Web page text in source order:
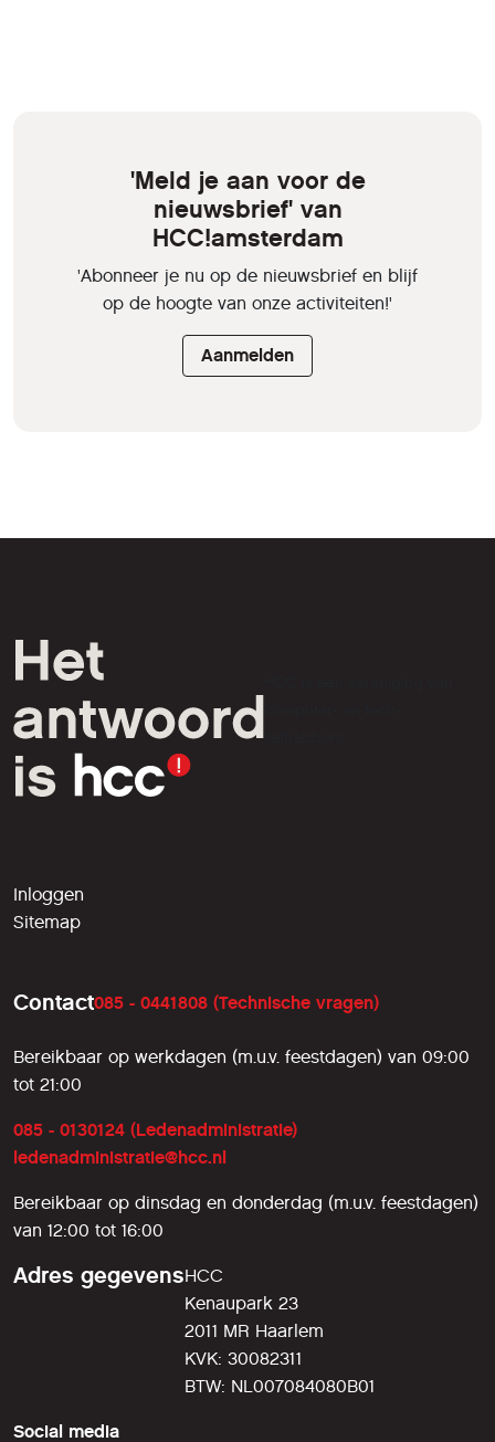
'Meld je aan voor de
nieuwsbrief' van
HCC!amsterdam
'Abonneer je nu op de nieuwsbrief en blijf
op de hoogte van onze activiteiten!'
Aanmelden
liefhebbers.
Inloggen
Sitemap
Contact085 - 0441808 (Technische vragen)
Bereikbaar op werkdagen (m.u.v. feestdagen) van 09:00
tot 21:00
085 - 0130124 (Ledenadministratie)
ledenadministratie@hcc.nl
Bereikbaar op dinsdag en donderdag (m.u.v. feestdagen)
van 12:00 tot 16:00
Adres gegevensHCC
Kenaupark 23
2011 MR Haarlem
KVK: 30082311
BTW: NL007084080B01
Social media